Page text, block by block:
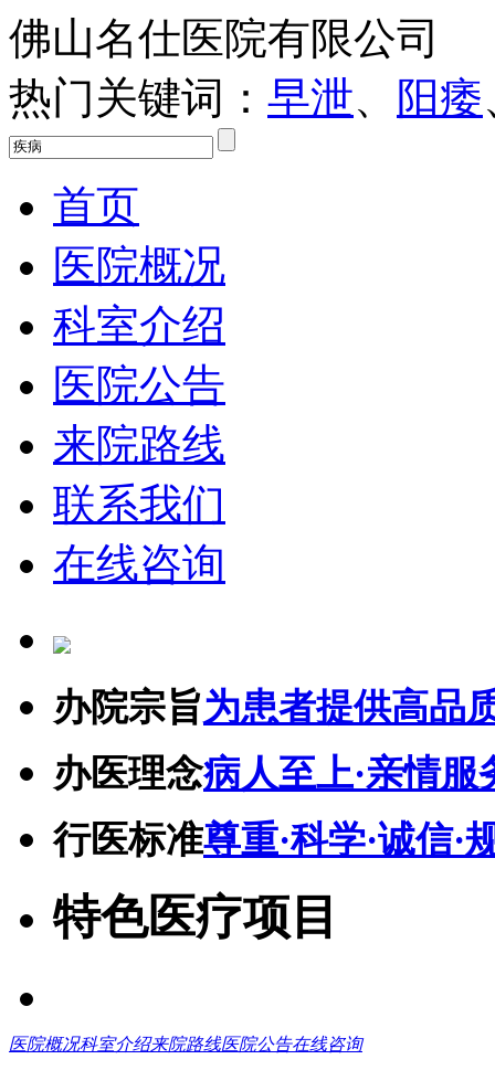
佛山名仕医院有限公司
热门关键词： 早泄、 阳痿
首页
医院概况
科室介绍
医院公告
来院路线
联系我们
在线咨询
办院宗旨为患者提供高品
办医理念病人至上·亲情服
行医标准尊重·科学·诚信·
特色医疗项目
医院概况科室介绍来院路线医院公告在线咨询